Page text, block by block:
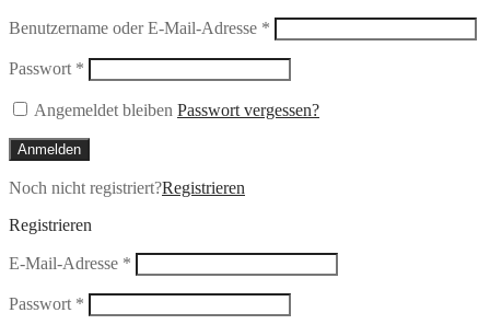
Benutzername oder E-Mail-Adresse * Erforderlich
Passwort * Erforderlich
Angemeldet bleiben Passwort vergessen?
Anmelden
Noch nicht registriert?Registrieren
Registrieren
E-Mail-Adresse * Erforderlich
Passwort * Erforderlich